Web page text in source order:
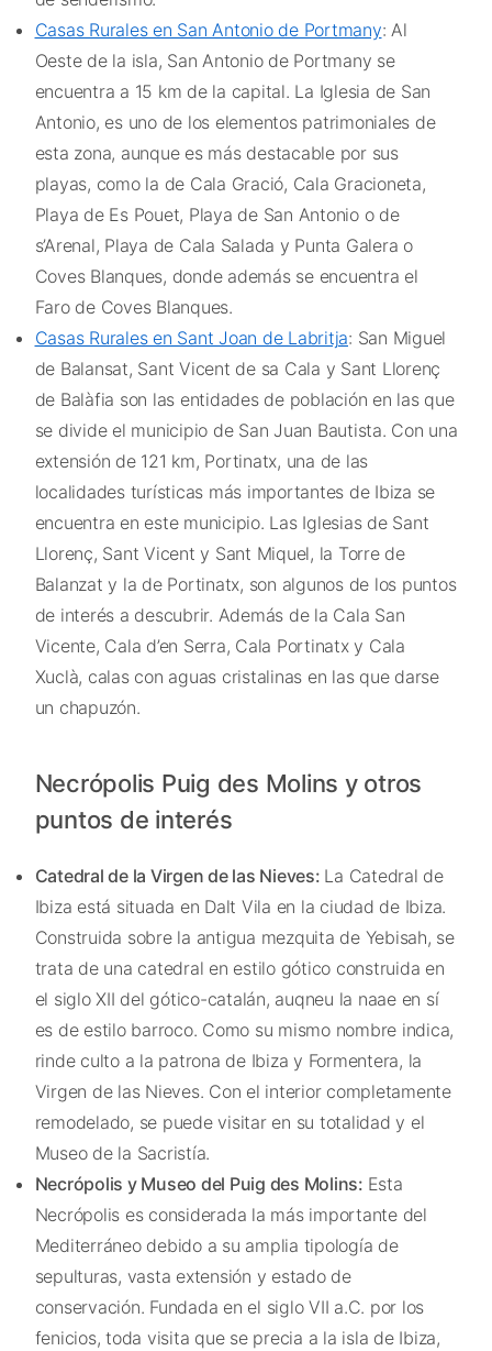
Casas Rurales en San Antonio de Portmany: Al
Oeste de la isla, San Antonio de Portmany se
encuentra a 15 km de la capital. La Iglesia de San
Antonio, es uno de los elementos patrimoniales de
esta zona, aunque es más destacable por sus
playas, como la de Cala Gració, Cala Gracioneta,
Playa de Es Pouet, Playa de San Antonio o de
s’Arenal, Playa de Cala Salada y Punta Galera o
Coves Blanques, donde además se encuentra el
Faro de Coves Blanques.
Casas Rurales en Sant Joan de Labritja: San Miguel
de Balansat, Sant Vicent de sa Cala y Sant Llorenç
de Balàfia son las entidades de población en las que
se divide el municipio de San Juan Bautista. Con una
extensión de 121 km, Portinatx, una de las
localidades turísticas más importantes de Ibiza se
encuentra en este municipio. Las Iglesias de Sant
Llorenç, Sant Vicent y Sant Miquel, la Torre de
Balanzat y la de Portinatx, son algunos de los puntos
de interés a descubrir. Además de la Cala San
Vicente, Cala d’en Serra, Cala Portinatx y Cala
Xuclà, calas con aguas cristalinas en las que darse
un chapuzón.
Necrópolis Puig des Molins y otros
puntos de interés
Catedral de la Virgen de las Nieves: La Catedral de
Ibiza está situada en Dalt Vila en la ciudad de Ibiza.
Construida sobre la antigua mezquita de Yebisah, se
trata de una catedral en estilo gótico construida en
el siglo XII del gótico-catalán, auqneu la naae en sí
es de estilo barroco. Como su mismo nombre indica,
rinde culto a la patrona de Ibiza y Formentera, la
Virgen de las Nieves. Con el interior completamente
remodelado, se puede visitar en su totalidad y el
Museo de la Sacristía.
Necrópolis y Museo del Puig des Molins: Esta
Necrópolis es considerada la más importante del
Mediterráneo debido a su amplia tipología de
sepulturas, vasta extensión y estado de
conservación. Fundada en el siglo VII a.C. por los
fenicios, toda visita que se precia a la isla de Ibiza,